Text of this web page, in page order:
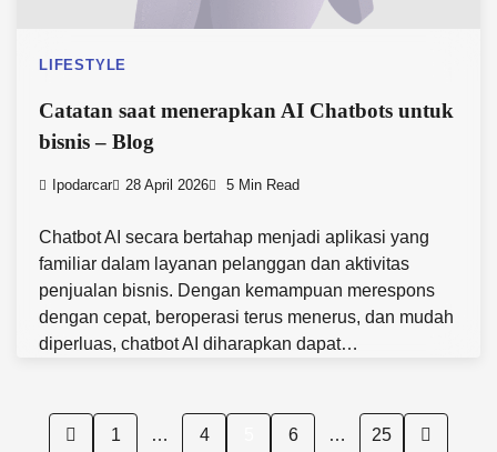
LIFESTYLE
Catatan saat menerapkan AI Chatbots untuk
bisnis – Blog
Ipodarcar 28 April 2026 5 Min Read
Chatbot AI secara bertahap menjadi aplikasi yang
familiar dalam layanan pelanggan dan aktivitas
penjualan bisnis. Dengan kemampuan merespons
dengan cepat, beroperasi terus menerus, dan mudah
diperluas, chatbot AI diharapkan dapat…
Posts
1 … 4 6 … 25